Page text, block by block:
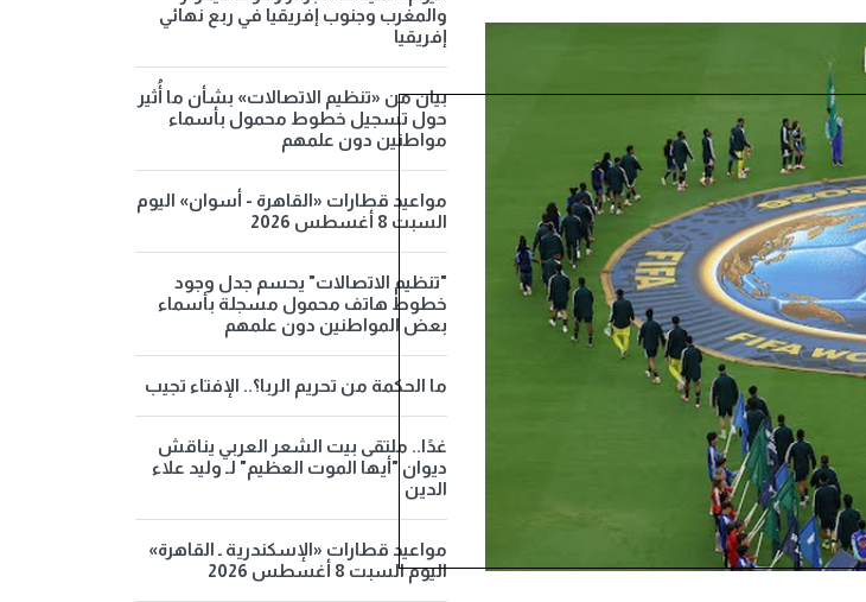
والمغرب وجنوب إفريقيا في ربع نهائي
إفريقيا
بيان من «تنظيم الاتصالات» بشأن ما أُثير
حول تسجيل خطوط محمول بأسماء
مواطنين دون علمهم
مواعيد قطارات «القاهرة - أسوان» اليوم
السبت 8 أغسطس 2026
"تنظيم الاتصالات" يحسم جدل وجود
خطوط هاتف محمول مسجلة بأسماء
بعض المواطنين دون علمهم
ما الحكمة من تحريم الربا؟.. الإفتاء تجيب
غدًا.. ملتقى بيت الشعر العربي يناقش
ديوان "أيها الموت العظيم" لـ وليد علاء
الدين
مواعيد قطارات «الإسكندرية ـ القاهرة»
اليوم السبت 8 أغسطس 2026